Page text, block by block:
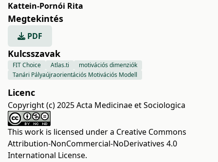
Kattein-Pornói Rita
Megtekintés
PDF
Kulcsszavak
FIT Choice Atlas.ti
motivációs dimenziók
Tanári Pályaújraorientációs Motivációs Modell
Licenc
Copyright (c) 2025 Acta Medicinae et Sociologica
This work is licensed under a Creative Commons
Attribution-NonCommercial-NoDerivatives 4.0
International License.